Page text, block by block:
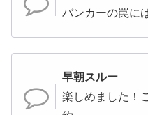
バンカーの罠に
早朝スルー
楽しめました！